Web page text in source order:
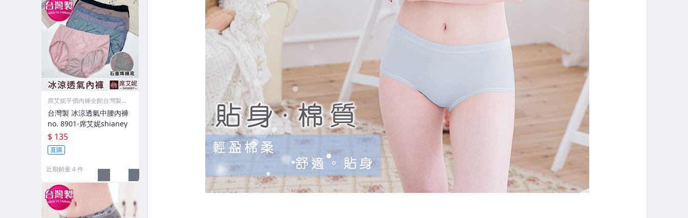
席艾妮平價內褲全館台灣製M
台灣製 冰涼透氣中腰內褲
no. 8901-席艾妮shianey
$ 135
直購
近期銷量 4 件